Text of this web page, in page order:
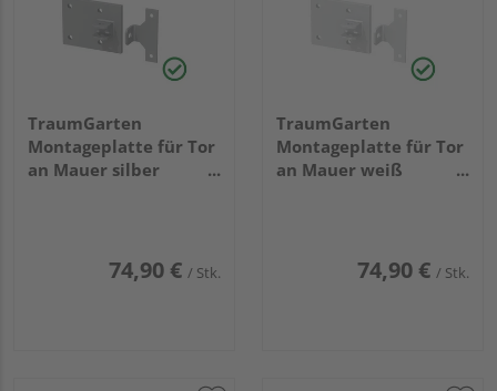
TraumGarten
Montageplatte für Tor
an Mauer silber
74,90 € / Stk.
TraumGarten
Montageplatte für Tor
an Mauer weiß
74,90 € / Stk.